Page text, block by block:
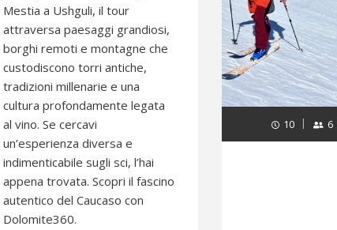
Mestia a Ushguli, il tour
attraversa paesaggi grandiosi,
borghi remoti e montagne che
custodiscono torri antiche,
tradizioni millenarie e una
cultura profondamente legata
al vino. Se cercavi
un’esperienza diversa e
indimenticabile sugli sci, l’hai
appena trovata. Scopri il fascino
autentico del Caucaso con
Dolomite360.
10 6